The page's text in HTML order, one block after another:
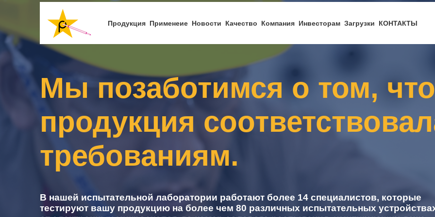
содержанию
Продукция Применеие Новости Качество Компания Инвесторам Загрузки КОНТАКТЫ
Мы позаботимся о том,
продукция
требованиям.
В нашей испытательной лаборатории работают более 14 специалистов, которые
тестируют вашу продукцию на более чем 80 различных испытательных